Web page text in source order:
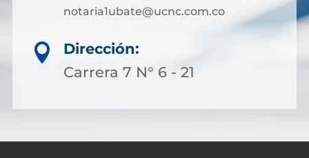
notaria1ubate@ucnc.com.co

Dirección:
Carrera 7 N° 6 - 21